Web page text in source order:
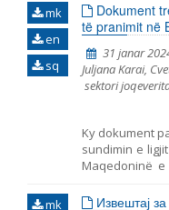
mk
en
sq
Dokument
të pranimit në
31 janar
Juljana Karai,
sektori
Ky dokument
sundimin e
Maqedoninë
2023. Ai
anëtarësimit
mk
Извештај